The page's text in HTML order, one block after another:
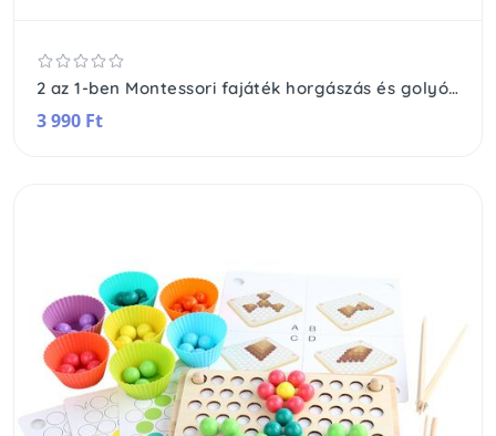
2 az 1-ben Montessori fajáték horgászás és golyós kirakó
3 990 Ft